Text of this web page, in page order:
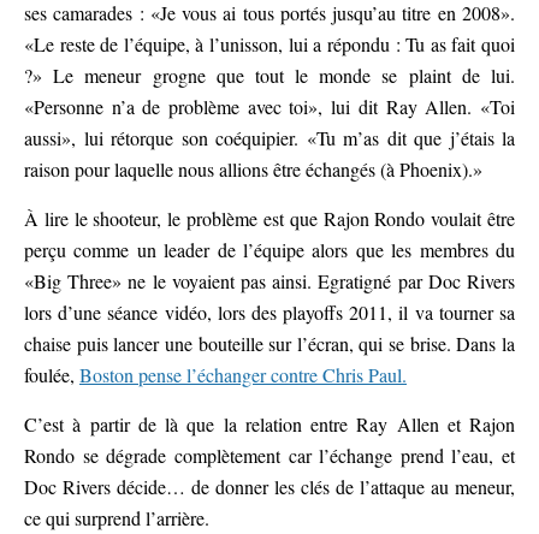
ses camarades : «Je vous ai tous portés jusqu’au titre en 2008».
«Le reste de l’équipe, à l’unisson, lui a répondu : Tu as fait quoi
?» Le meneur grogne que tout le monde se plaint de lui.
«Personne n’a de problème avec toi», lui dit Ray Allen. «Toi
aussi», lui rétorque son coéquipier. «Tu m’as dit que j’étais la
raison pour laquelle nous allions être échangés (à Phoenix).»
À lire le shooteur, le problème est que Rajon Rondo voulait être
perçu comme un leader de l’équipe alors que les membres du
«Big Three» ne le voyaient pas ainsi. Egratigné par Doc Rivers
lors d’une séance vidéo, lors des playoffs 2011, il va tourner sa
chaise puis lancer une bouteille sur l’écran, qui se brise. Dans la
foulée, Boston pense l’échanger contre Chris Paul.
C’est à partir de là que la relation entre Ray Allen et Rajon
Rondo se dégrade complètement car l’échange prend l’eau, et
Doc Rivers décide… de donner les clés de l’attaque au meneur,
ce qui surprend l’arrière.